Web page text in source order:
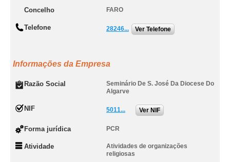
Concelho FARO
Telefone 28246... Ver Telefone
Informações da Empresa
Razão Social
Seminário De S. José Da Diocese Do
Algarve
NIF 5011... Ver NIF
Forma jurídica PCR
Atividade
Atividades de organizações
religiosas